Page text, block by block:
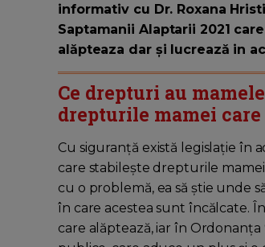
informativ cu Dr. Roxana
Saptamanii Alaptarii 2021
alăpteaza dar și lucrează in
Ce drepturi au
drepturile mamei
Cu siguranță există legislație în
care stabilește drepturile
cu o problemă, ea să știe unde
în care acestea sunt încălcate.
care alăptează, iar în